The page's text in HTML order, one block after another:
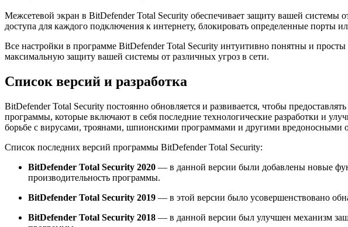
Межсетевой экран в BitDefender Total Security обеспечивает защиту вашей
доступа для каждого подключения к интернету, блокировать определенные порты
Все настройки в программе BitDefender Total Security интуитивно понятны и
максимальную защиту вашей системы от различных угроз в сети.
Список версий и разработка
BitDefender Total Security постоянно обновляется и развивается, чтобы
программы, которые включают в себя последние технологические разработки и
борьбе с вирусами, троянами, шпионскими программами и другими вредоносными
Список последних версий программы BitDefender Total Security:
BitDefender Total Security 2020 — в данной версии были добавлены новые
производительность программы.
BitDefender Total Security 2019 — в этой версии было усовершенствовано
BitDefender Total Security 2018 — в данной версии был улучшен механизм